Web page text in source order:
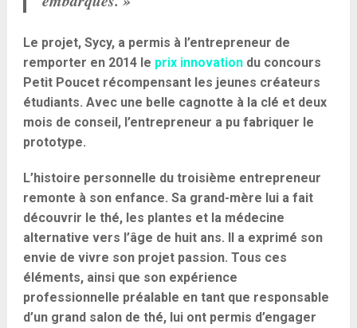
Le projet, Sycy, a permis à l’entrepreneur de
remporter en 2014 le prix innovationdu concours
Petit Poucet récompensant les jeunes créateurs
étudiants. Avec une belle cagnotte à la clé et deux
mois de conseil, l’entrepreneur a pu fabriquer le
prototype.
L’histoire personnelle du troisième entrepreneur
remonte à son enfance. Sa grand-mère lui a fait
découvrir le thé, les plantes et la médecine
alternative vers l’âge de huit ans. Il a exprimé son
envie de vivre son projet passion. Tous ces
éléments, ainsi que son expérience
professionnelle préalable en tant que responsable
d’un grand salon de thé, lui ont permis d’engager